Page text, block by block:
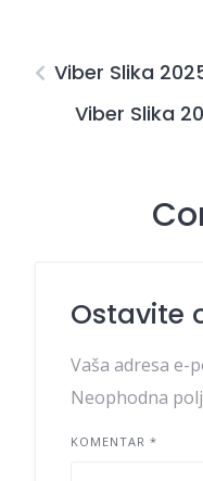
Viber Slika
Viber Slika
Ostavite
Vaša adresa e-
Neophodna
KOMENTAR *